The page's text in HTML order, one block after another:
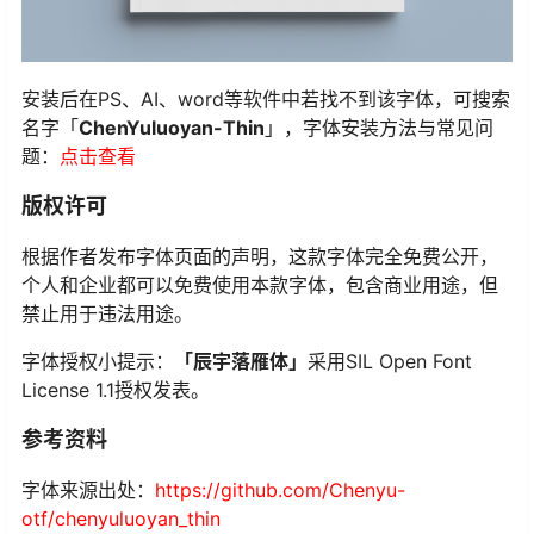
安装后在PS、AI、word等软件中若找不到该字体，可搜索
名字「ChenYuluoyan-Thin 」，字体安装方法与常见问
题： 点击查看
版权许可
根据作者发布字体页面的声明，这款字体完全免费公开，
个人和企业都可以免费使用本款字体，包含商业用途，但
禁止用于违法用途。
字体授权小提示：
「辰宇落雁体」 采用SIL Open Font
License 1.1授权发表。
参考资料
字体来源出处： https://github.com/Chenyu-
otf/chenyuluoyan_thin